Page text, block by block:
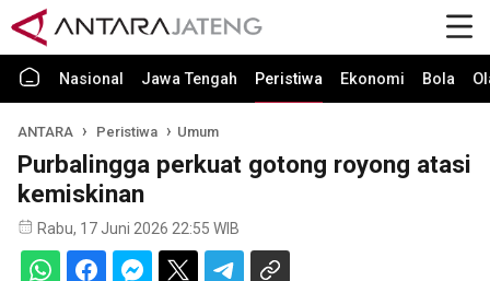
Nasional Jawa Tengah Peristiwa Ekonomi Bola
ANTARA Peristiwa Umum
Purbalingga perkuat gotong royong atasi
kemiskinan
Rabu, 17 Juni 2026 22:55 WIB